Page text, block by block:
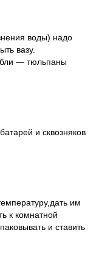
воды) надо
вазу.
— тюльпаны
и сквозняков
им
к комнатной
и ставить